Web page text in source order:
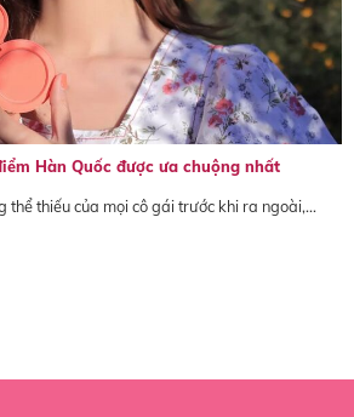
Hàn Quốc được ưa chuộng nhất
thể thiếu của mọi cô gái trước khi ra ngoài,...